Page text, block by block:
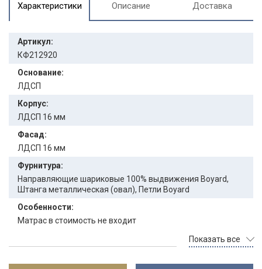
Характеристики Описание Доставка
Артикул:
КФ212920
Основание:
ЛДСП
Корпус:
ЛДСП 16 мм
Фасад:
ЛДСП 16 мм
Фурнитура:
Направляющие шариковые 100% выдвижения Boyard,
Штанга металлическая (овал), Петли Boyard
Особенности:
Матрас в стоимость не входит
Показать все